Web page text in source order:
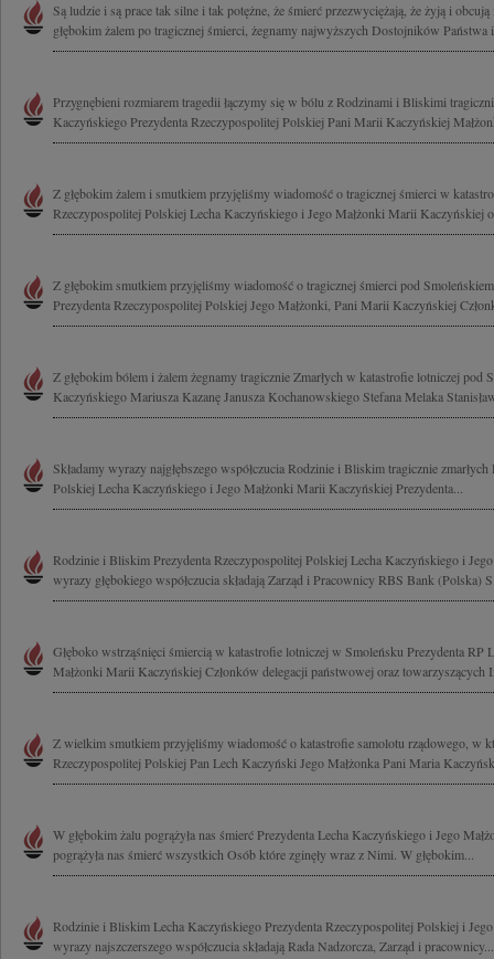
Są ludzie i są prace tak silne i tak potężne, że śmierć przezwyciężają, że żyją i
głębokim żalem po tragicznej śmierci, żegnamy najwyższych Dostojników Państwa
Przygnębieni rozmiarem tragedii łączymy się w bólu z Rodzinami i Bliskimi
Kaczyńskiego Prezydenta Rzeczypospolitej Polskiej Pani Marii Kaczyńskiej
Z głębokim żalem i smutkiem przyjęliśmy wiadomość o tragicznej śmierci w
Rzeczypospolitej Polskiej Lecha Kaczyńskiego i Jego Małżonki Marii Kaczyńskiej
Z głębokim smutkiem przyjęliśmy wiadomość o tragicznej śmierci pod
Prezydenta Rzeczypospolitej Polskiej Jego Małżonki, Pani Marii Kaczyńskiej
Z głębokim bólem i żalem żegnamy tragicznie Zmarłych w katastrofie lotniczej pod
Kaczyńskiego Mariusza Kazanę Janusza Kochanowskiego Stefana Melaka
Składamy wyrazy najgłębszego współczucia Rodzinie i Bliskim tragicznie
Polskiej Lecha Kaczyńskiego i Jego Małżonki Marii Kaczyńskiej Prezydenta...
Rodzinie i Bliskim Prezydenta Rzeczypospolitej Polskiej Lecha Kaczyńskiego i
wyrazy głębokiego współczucia składają Zarząd i Pracownicy RBS Bank (Polska)
Głęboko wstrząśnięci śmiercią w katastrofie lotniczej w Smoleńsku Prezydenta RP
Małżonki Marii Kaczyńskiej Członków delegacji państwowej oraz towarzyszących
Z wielkim smutkiem przyjęliśmy wiadomość o katastrofie samolotu rządowego, w
Rzeczypospolitej Polskiej Pan Lech Kaczyński Jego Małżonka Pani Maria
W głębokim żalu pogrążyła nas śmierć Prezydenta Lecha Kaczyńskiego i Jego
pogrążyła nas śmierć wszystkich Osób które zginęły wraz z Nimi. W głębokim...
Rodzinie i Bliskim Lecha Kaczyńskiego Prezydenta Rzeczypospolitej Polskiej i
wyrazy najszczerszego współczucia składają Rada Nadzorcza, Zarząd i pracownicy...